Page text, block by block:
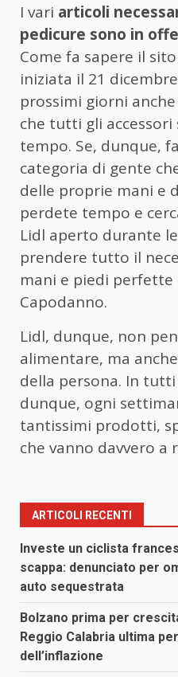
I vari articoli
pedicure sono in
Come fa sapere il
iniziata il 21
prossimi giorni anche
che tutti gli accessori
tempo. Se, dunque,
categoria di gente
delle proprie mani e
perdete tempo e
Lidl aperto durante
prendere tutto il
mani e piedi
Capodanno.
Lidl, dunque, non
alimentare, ma
della persona. In
dunque, ogni
tantissimi prodotti,
che vanno davvero a
ARTICOLI RECENTI
Investe un ciclista
scappa: denunciato per
auto sequestrata
Bolzano prima per
Reggio Calabria ultima
dell’inflazione